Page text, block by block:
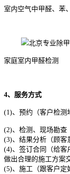
室内空气中甲醛、苯
家庭室内甲醛检测
4、服务方式
(1)、预约（客户检测
(2)、检测、现场勘查
(3)、结果分析（顾客
(4)、签订合同（给客
做出合理的施工方案
(5)、施工（跟客户定